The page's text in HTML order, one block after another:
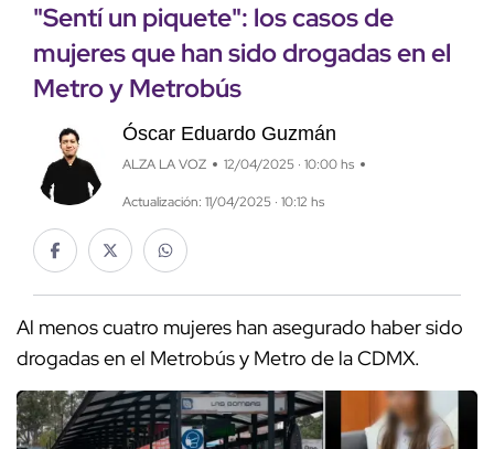
"Sentí un piquete": los casos de
mujeres que han sido drogadas en el
Metro y Metrobús
Óscar Eduardo Guzmán
ALZA LA VOZ 12/04/2025 · 10:00 hs
Actualización: 11/04/2025 · 10:12 hs
Al menos cuatro mujeres han asegurado haber sido
drogadas en el Metrobús y Metro de la CDMX.